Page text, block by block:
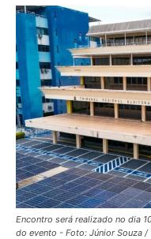
Encontro será realizado no dia
do evento - Foto: Júnior Souza /